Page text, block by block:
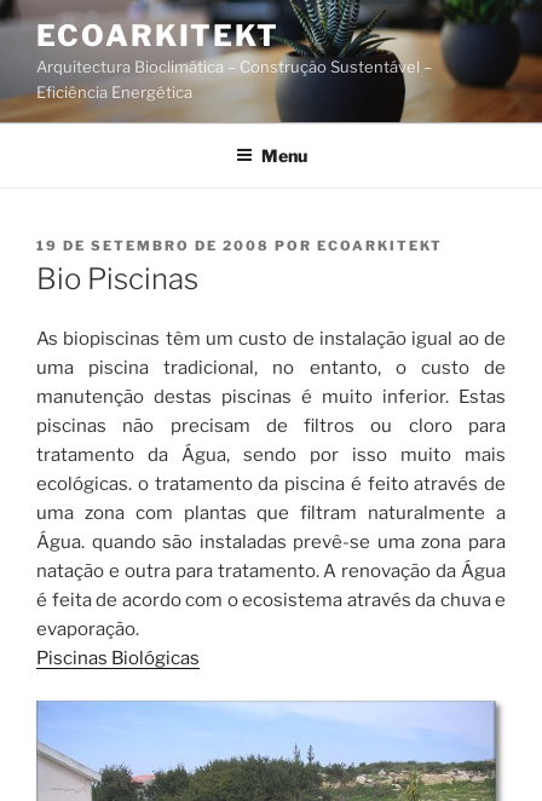
Saltar
conteúdo
ECOARKITEKT
Arquitectura Bioclimática – Construção Sustentável –
Eficiência Energética
Menu
PUBLICADO
EM
19 DE SETEMBRO DE 2008 POR ECOARKITEKT
Bio Piscinas
As biopiscinas têm um custo de instalação igual ao de
uma piscina tradicional, no entanto, o custo de
manutenção destas piscinas é muito inferior. Estas
piscinas não precisam de filtros ou cloro para
tratamento da Água, sendo por isso muito mais
ecológicas. o tratamento da piscina é feito através de
uma zona com plantas que filtram naturalmente a
Água. quando são instaladas prevê-se uma zona para
natação e outra para tratamento. A renovação da Água
é feita de acordo com o ecosistema através da chuva e
evaporação.
Piscinas Biológicas